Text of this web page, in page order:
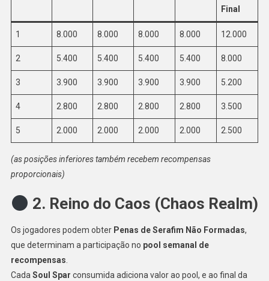
Final
1 8.000 8.000 8.000 8.000 12.000
2 5.400 5.400 5.400 5.400 8.000
3 3.900 3.900 3.900 3.900 5.200
4 2.800 2.800 2.800 2.800 3.500
5 2.000 2.000 2.000 2.000 2.500
(as posições inferiores também recebem recompensas
proporcionais)
2. Reino do Caos (Chaos Realm)
Os jogadores podem obter Penas de Serafim Não Formadas,
que determinam a participação no pool semanal de
recompensas
Cada Soul Spar consumida adiciona valor ao pool, e ao final da